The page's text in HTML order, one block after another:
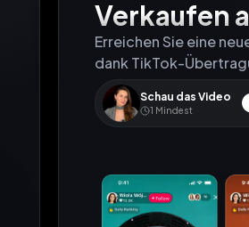
Verkaufen
Erreichen Sie eine
dank TikTok-
Schau das Video
1 Mindest